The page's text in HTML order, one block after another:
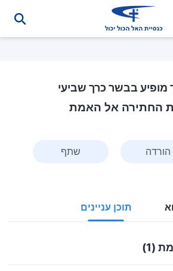
מופיע בבשר כרך שביעי
החתירה אל האמת
הורדה שתף
תוכן עניינים
(1)